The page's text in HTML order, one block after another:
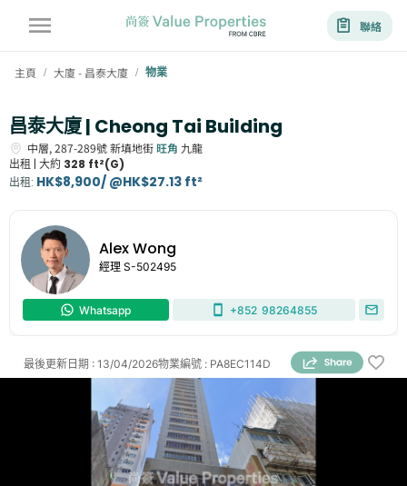
聯絡
主頁 / 大廈 - 昌泰大廈 / 物業
昌泰大廈 | Cheong Tai Building
中層,287-289號新填地街旺角 九龍
出租 | 大約 328 ft²(G)
出租: HK$8,900/ @HK$27.13 ft²
Alex Wong
經理 S-502495
Whatsapp +852 98264855
物業編號 : PA8EC114D
最後更新日期 : 13/04/2026